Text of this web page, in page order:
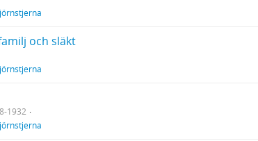
och släkt
1932